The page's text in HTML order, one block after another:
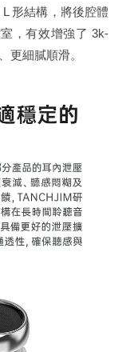
形結構，將後腔體
，有效增強了 3k-
更細膩順滑。